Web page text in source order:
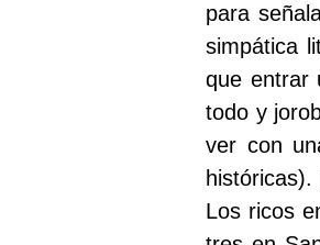
para
simpática
que entrar
todo y
ver con
Los ricos